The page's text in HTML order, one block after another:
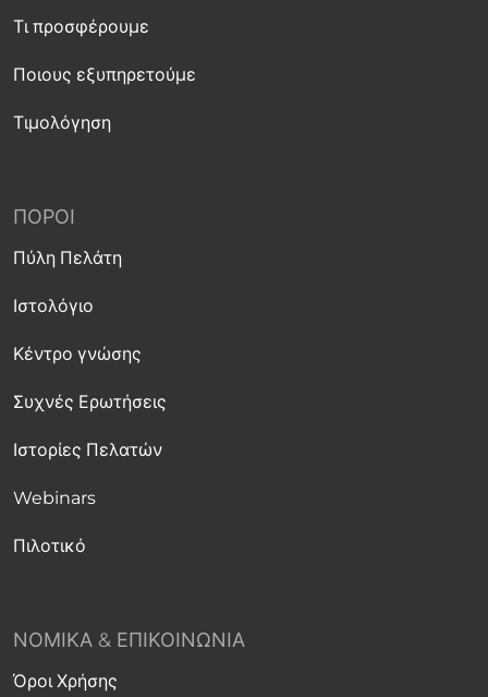
Τι προσφέρουμε
Ποιους εξυπηρετούμε
Τιμολόγηση
ΠΌΡΟΙ
Πύλη Πελάτη
Ιστολόγιο
Κέντρο γνώσης
Συχνές Ερωτήσεις
Ιστορίες Πελατών
Webinars
Πιλοτικό
ΝΟΜΙΚΆ & ΕΠΙΚΟΙΝΩΝΊΑ
Όροι Χρήσης